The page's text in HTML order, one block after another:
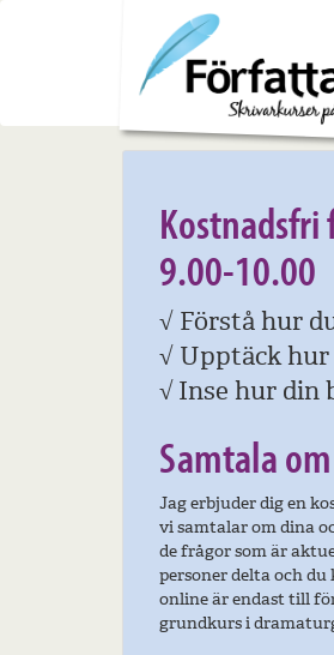
27 maj 2022
9.00-10.00
√ Förstå hur
√ Upptäck
√Inse hur din
Samtala
Jag erbjuder dig en
vi samtalar om dina
de frågor som är
personer delta och
online är endast till
grundkurs i